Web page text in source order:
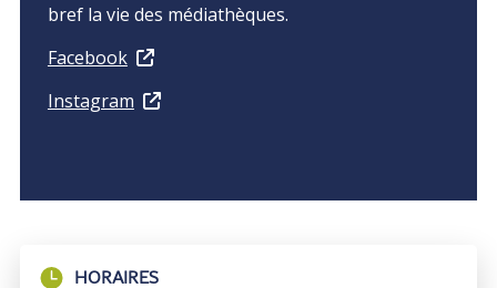
bref la vie des médiathèques.
Facebook
Instagram
HORAIRES